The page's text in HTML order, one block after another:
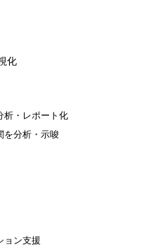
化
析・レポート化
を分析・示唆
ョン支援